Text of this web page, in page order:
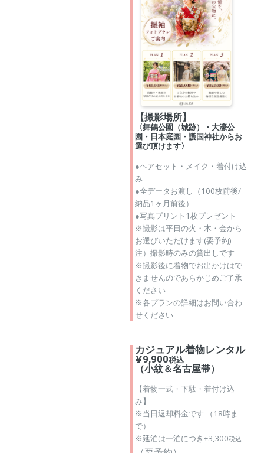
【撮影場所】
〈舞鶴公園（城跡）・大濠公
園・日本庭園・護国神社からお
選び頂けます〉
●ヘアセット・メイク・着付け込
み
●全データお渡し（100枚前後/
納品1ヶ月前後）
●写真プリント1枚プレゼント
※撮影は平日の火・木・金から
お選びいただけます(要予約)
注）撮影時のみの貸出しです
※撮影後に着物でお出かけはで
きませんのであらかじめご了承
ください
※各プランの詳細はお問い合わ
せください
カジュアル着物レンタル
¥9,900税込
（小紋＆名古屋帯）
【着物一式・下駄・着付け込
み】
※当日返却料金です （18時ま
で）
※延泊は一泊につき+3,300税込